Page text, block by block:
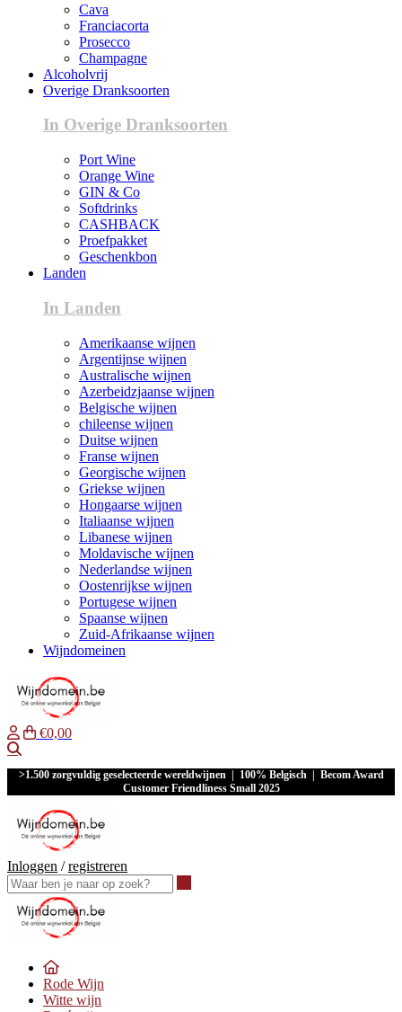
Cava
Franciacorta
Prosecco
Champagne
Alcoholvrij
Overige Dranksoorten
In Overige Dranksoorten
Port Wine
Orange Wine
GIN & Co
Softdrinks
CASHBACK
Proefpakket
Geschenkbon
Landen
In Landen
Amerikaanse wijnen
Argentijnse wijnen
Australische wijnen
Azerbeidzjaanse wijnen
Belgische wijnen
chileense wijnen
Duitse wijnen
Franse wijnen
Georgische wijnen
Griekse wijnen
Hongaarse wijnen
Italiaanse wijnen
Libanese wijnen
Moldavische wijnen
Nederlandse wijnen
Oostenrijkse wijnen
Portugese wijnen
Spaanse wijnen
Zuid-Afrikaanse wijnen
Wijndomeinen
€0,00
>1.500 zorgvuldig geselecteerde wereldwijnen | 100% Belgisch | Becom Award
Customer Friendliness Small 2025
Inloggen /registreren
Rode Wijn
Witte wijn